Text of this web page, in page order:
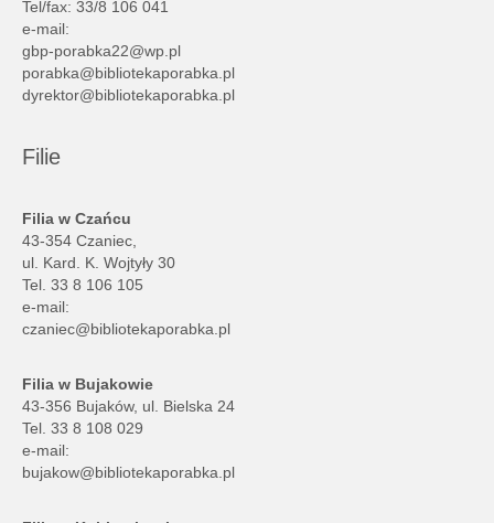
Tel/fax: 33/8 106 041
e-mail:
gbp-porabka22@wp.pl
porabka@bibliotekaporabka.pl
dyrektor@bibliotekaporabka.pl
Filie
Filia w Czańcu
43-354 Czaniec,
ul. Kard. K. Wojtyły 30
Tel. 33 8 106 105
e-mail:
czaniec@bibliotekaporabka.pl
Filia w Bujakowie
43-356 Bujaków, ul. Bielska 24
Tel. 33 8 108 029
e-mail:
bujakow@bibliotekaporabka.pl